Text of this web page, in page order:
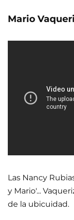
Mario
Las Nancy
y Mario'...
de la ubicuidad.